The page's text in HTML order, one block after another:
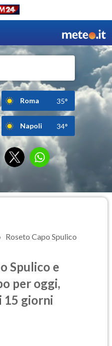
Roma 35°
Napoli 34°
Roseto Capo Spulico
Spulico e
per oggi,
15 giorni